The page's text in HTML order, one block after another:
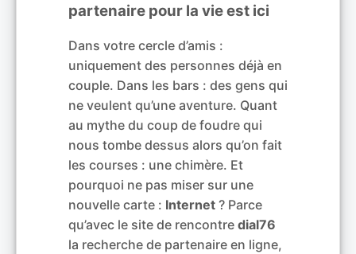
partenaire pour la vie est ici
Dans votre cercle d’amis :
uniquement des personnes déjà en
couple. Dans les bars : des gens qui
ne veulent qu’une aventure. Quant
au mythe du coup de foudre qui
nous tombe dessus alors qu’on fait
les courses : une chimère. Et
pourquoi ne pas miser sur une
nouvelle carte : Internet? Parce
qu’avec le site de rencontre dial76
la recherche de partenaire en ligne,